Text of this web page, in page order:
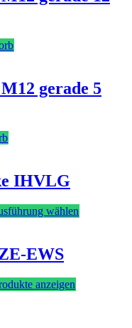
gerade 5
IHVLG
wählen
EWS
anzeigen